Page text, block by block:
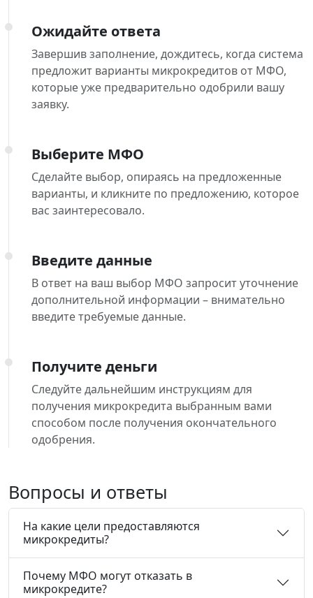
Ожидайте ответа
Завершив заполнение, дождитесь, когда система
предложит варианты микрокредитов от МФО,
которые уже предварительно одобрили вашу
заявку.
Выберите МФО
Сделайте выбор, опираясь на предложенные
варианты, и кликните по предложению, которое
вас заинтересовало.
Введите данные
В ответ на ваш выбор МФО запросит уточнение
дополнительной информации – внимательно
введите требуемые данные.
Получите деньги
Следуйте дальнейшим инструкциям для
получения микрокредита выбранным вами
способом после получения окончательного
одобрения.
Вопросы и ответы
На какие цели предоставляются
микрокредиты?
Почему МФО могут отказать в
микрокредите?